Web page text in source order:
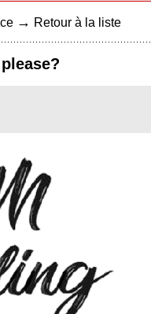
→ Retour à la liste